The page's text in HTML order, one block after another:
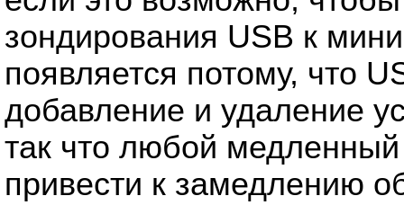
зондирования USB к
появляется потому, что
добавление и удаление
так что любой
привести к замедлению